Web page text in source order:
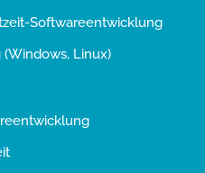
Softwareentwicklung
Linux)